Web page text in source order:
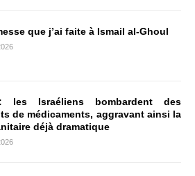
que j’ai faite à Ismail al-Ghoul
les Israéliens bombardent des
de médicaments, aggravant ainsi la
déjà dramatique